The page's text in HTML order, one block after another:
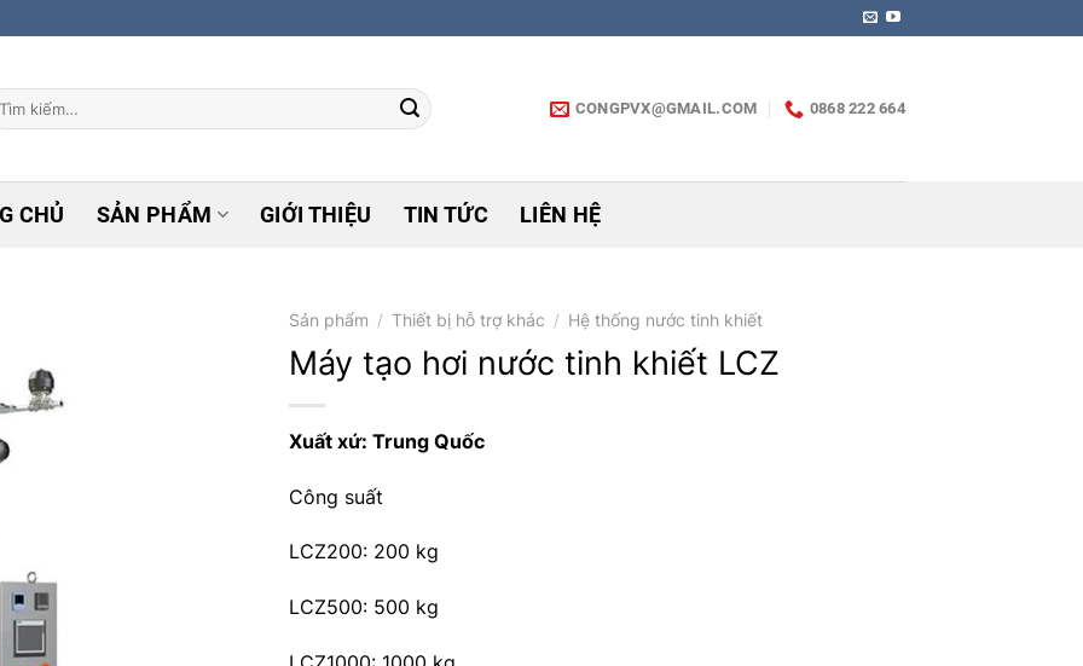
CONGPVX@GMAIL.COM 0868 222 664
CHỦ SẢN PHẨM GIỚI THIỆU TIN TỨC LIÊN HỆ
Sản phẩm / Thiết bị hỗ trợ khác / Hệ thống nước tinh khiết
Máy tạo hơi nước tinh khiết LCZ
Xuất xứ: Trung Quốc
Công suất
LCZ200: 200 kg
LCZ500: 500 kg